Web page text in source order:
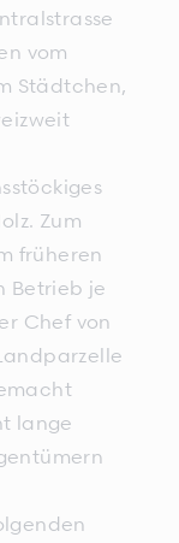
vom
Städtchen,
Zum
früheren
Betrieb je
Chef von
lange